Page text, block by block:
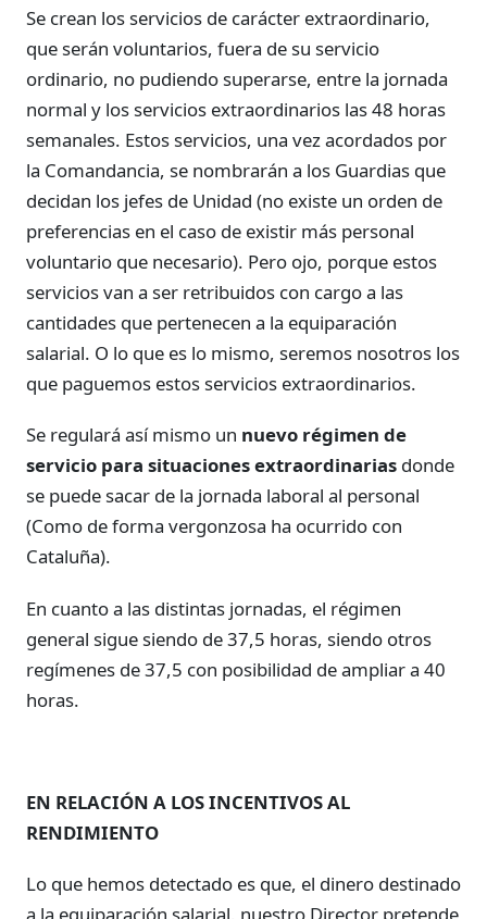
Se crean los servicios de carácter extraordinario,
que serán voluntarios, fuera de su servicio
ordinario, no pudiendo superarse, entre la jornada
normal y los servicios extraordinarios las 48 horas
semanales. Estos servicios, una vez acordados por
la Comandancia, se nombrarán a los Guardias que
decidan los jefes de Unidad (no existe un orden de
preferencias en el caso de existir más personal
voluntario que necesario). Pero ojo, porque estos
servicios van a ser retribuidos con cargo a las
cantidades que pertenecen a la equiparación
salarial. O lo que es lo mismo, seremos nosotros los
que paguemos estos servicios extraordinarios.
Se regulará así mismo un nuevo régimen de
servicio para situaciones extraordinarias donde
se puede sacar de la jornada laboral al personal
(Como de forma vergonzosa ha ocurrido con
Cataluña).
En cuanto a las distintas jornadas, el régimen
general sigue siendo de 37,5 horas, siendo otros
regímenes de 37,5 con posibilidad de ampliar a 40
horas.
EN RELACIÓN A LOS INCENTIVOS AL
RENDIMIENTO
Lo que hemos detectado es que, el dinero destinado